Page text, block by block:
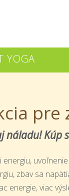
YOGA
pre
náladu!Kúp
energiu,
zbav sa
energie, viac